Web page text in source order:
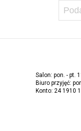
Salon: pon. - pt.
Biuro przyjęć:
Konto: 24 1910